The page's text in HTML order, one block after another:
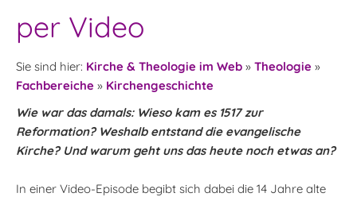
per Video
Sie sind hier: Kirche & Theologie im Web » Theologie »
Fachbereiche » Kirchengeschichte
Wie war das damals: Wieso kam es 1517 zur
Reformation? Weshalb entstand die evangelische
Kirche? Und warum geht uns das heute noch etwas an?
In einer Video-Episode begibt sich dabei die 14 Jahre alte